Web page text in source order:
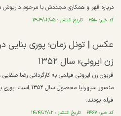
درباره قهر و همکاری مجددش با مرحوم داریوش
کد خبر: ۶۵۱۰ تاریخ انتشار : ۱۴۰۴/۰۲/۰۵
عکس | تونل زمان؛ پوری بنایی
زن ایرونی» سال ۱۳۵۲
قربون زن ایرونی فیلمی به کارگردانی رضا
منصور سپهرنیا
فیلم بودند.
کد خبر: ۶۴۶۷ تاریخ انتشار : ۱۴۰۴/۰۲/۰۲